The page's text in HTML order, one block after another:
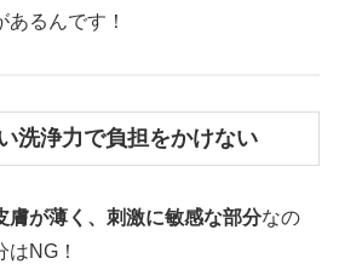
あるんです！
洗浄力で負担をかけない
膚が薄く、刺激に敏感な部分なの
NG！